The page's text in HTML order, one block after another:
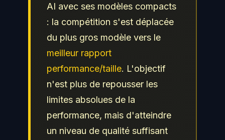
AI avec ses modèles compacts
: la compétition s'est déplacée
du plus gros modèle vers le
meilleur rapport
performance/taille. L'objectif
n'est plus de repousser les
limites absolues de la
performance, mais d'atteindre
un niveau de qualité suffisant